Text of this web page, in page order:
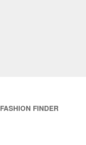
FASHION FINDER